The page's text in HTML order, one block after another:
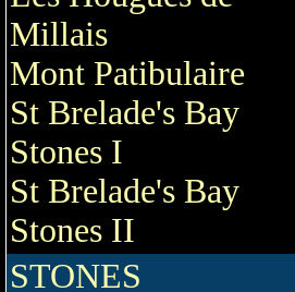
Millais
Mont Patibulaire
St Brelade's Bay
Stones I
St Brelade's Bay
Stones II
STONES